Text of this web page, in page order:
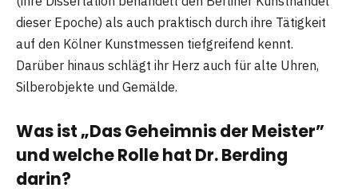
dieser Epoche) als auch praktisch durch ihre Tätigkeit
auf den Kölner Kunstmessen tiefgreifend kennt.
Darüber hinaus schlägt ihr Herz auch für alte Uhren,
Silberobjekte und Gemälde.
Was ist „Das Geheimnis der Meister”
und welche Rolle hat Dr. Berding
darin?